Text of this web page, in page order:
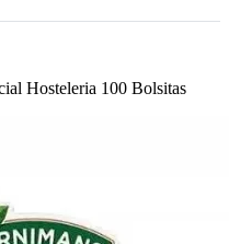
Hosteleria 100 Bolsitas